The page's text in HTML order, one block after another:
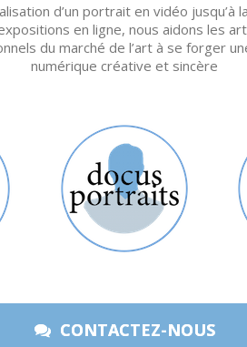
d’un portrait en vidéo jusqu’à
en ligne, nous aidons les
du marché de l’art à se forger
numérique créative et sincère
CONTACTEZ-NOUS